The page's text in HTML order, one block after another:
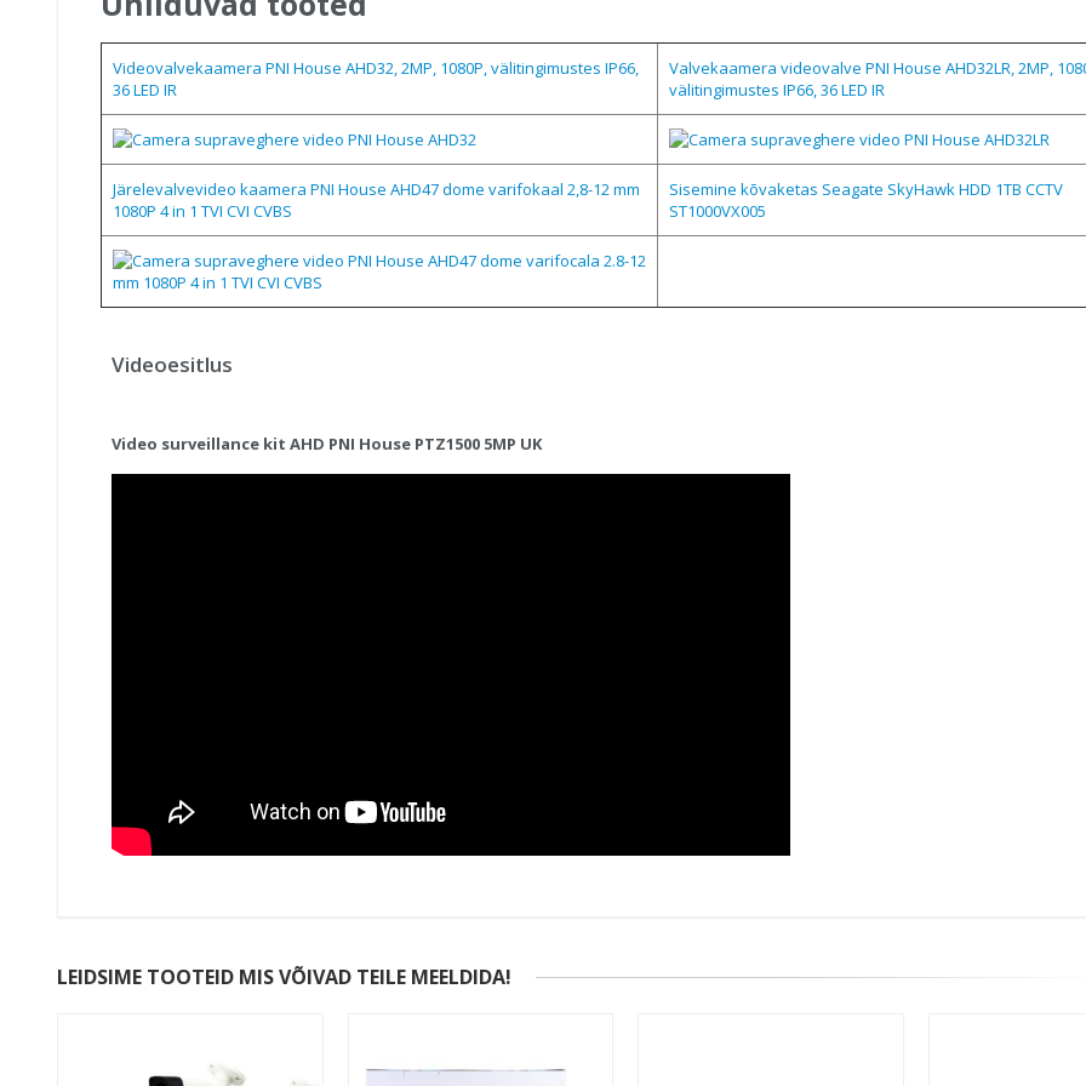
Videovalvekaamera PNI House AHD32, 2MP, 1080P, välitingimustes IP66,
36 LED IR
Valvekaamera videovalve PNI House AHD32LR, 2MP,
välitingimustes IP66, 36 LED IR
Järelevalvevideo kaamera PNI House AHD47 dome varifokaal 2,8-12 mm
1080P 4 in 1 TVI CVI CVBS
Sisemine kõvaketas Seagate SkyHawk HDD 1TB CCTV
ST1000VX005
Videoesitlus
Video surveillance kit AHD PNI House PTZ1500 5MP UK
LEIDSIME TOOTEID MIS VÕIVAD TEILE MEELDIDA!